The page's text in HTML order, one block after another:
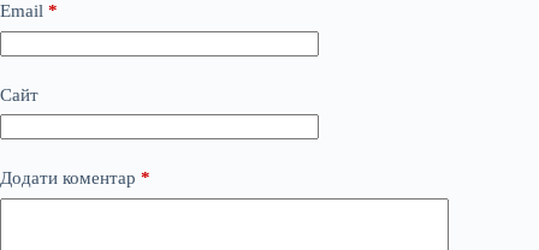
Email *
Сайт
Додати коментар *